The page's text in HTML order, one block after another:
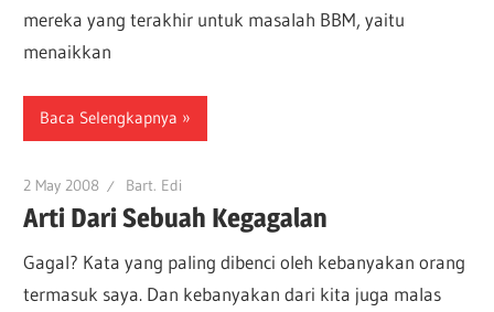
mereka yang terakhir untuk masalah BBM, yaitu
menaikkan
Baca Selengkapnya
2 May 2008 Bart. Edi
Arti Dari Sebuah Kegagalan
Gagal? Kata yang paling dibenci oleh kebanyakan orang
termasuk saya. Dan kebanyakan dari kita juga malas